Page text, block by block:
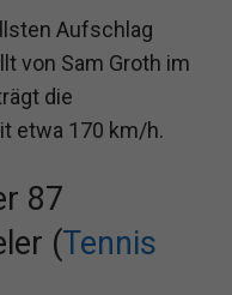
Aufschlag
von Sam Groth im
die
etwa 170 km/h.
87
(Tennis